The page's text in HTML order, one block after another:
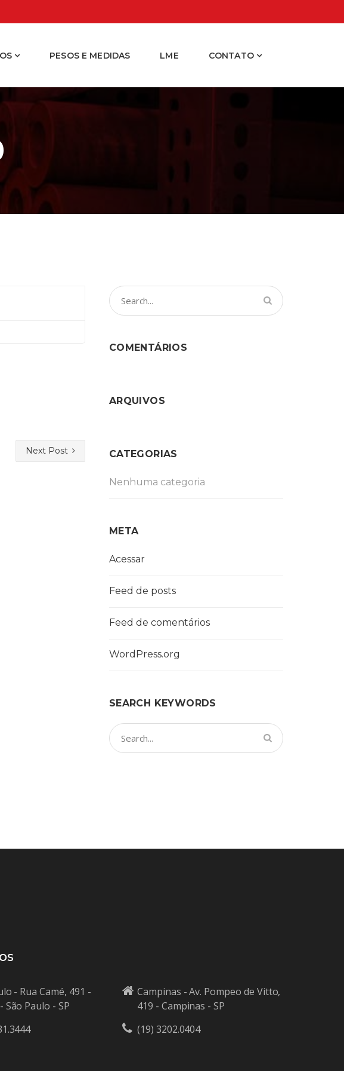
PESOS E MEDIDAS LME CONTATO
Next Post
COMENTÁRIOS
ARQUIVOS
CATEGORIAS
Nenhuma categoria
META
Acessar
Feed de posts
Feed de comentários
WordPress.org
SEARCH KEYWORDS
- Rua Camé, 491 -
São Paulo - SP
Campinas - Av. Pompeo de Vitto,
419 - Campinas - SP
(19) 3202.0404